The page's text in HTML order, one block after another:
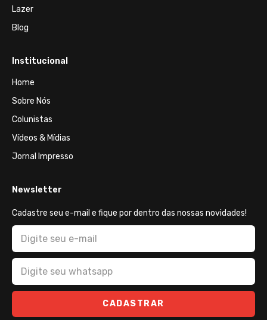
Lazer
Blog
Institucional
Home
Sobre Nós
Colunistas
Vídeos & Mídias
Jornal Impresso
Newsletter
Cadastre seu e-mail e fique por dentro das nossas novidades!
CADASTRAR